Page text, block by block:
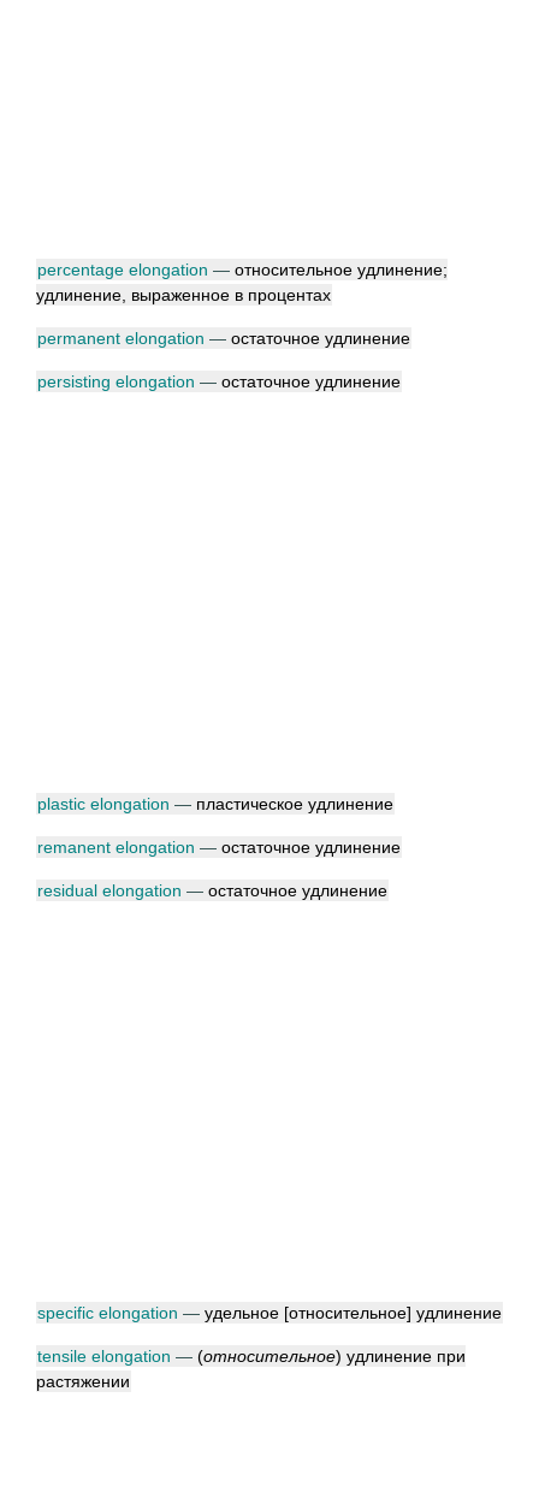
percentage elongation — относительное удлинение;
удлинение, выраженное в процентах
permanent elongation — остаточное удлинение
persisting elongation — остаточное удлинение
plastic elongation — пластическое удлинение
remanent elongation — остаточное удлинение
residual elongation — остаточное удлинение
specific elongation — удельное [относительное] удлинение
tensile elongation — (относительное) удлинение при
растяжении